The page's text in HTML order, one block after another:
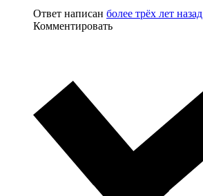
Ответ написан более трёх лет назад
Комментировать